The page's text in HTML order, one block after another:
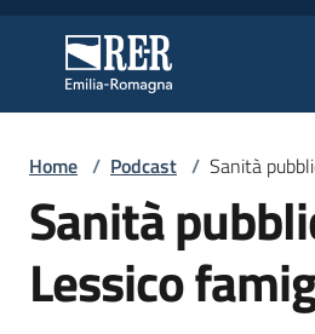
Regione Emilia-Romagna
Regione Emilia-Romagna
Novità
Home / Podcast / Sanità
Sanità
Lessico